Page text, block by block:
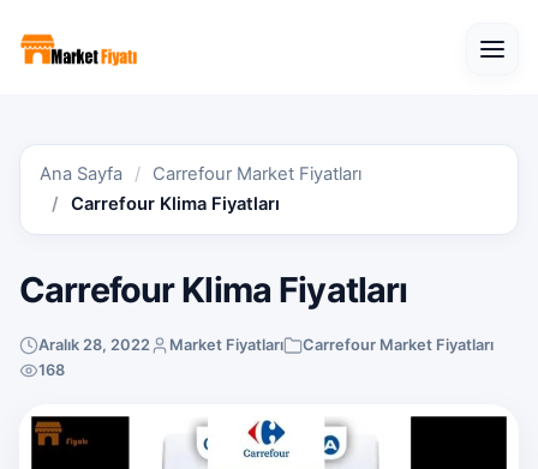
Ana Sayfa
Carrefour Market Fiyatları
Carrefour Klima Fiyatları
Carrefour Klima Fiyatları
Aralık 28, 2022 Market Fiyatları
Carrefour Market Fiyatları
168